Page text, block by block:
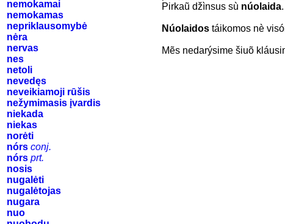
nemokamai
nemokamas
nepriklausomybė
nėra
nervas
nes
netoli
nevedęs
neveikiamoji rūšis
nežymimasis įvardis
niekada
niekas
norėti
nórs conj.
nórs prt.
nosis
nugalėti
nugalėtojas
nugara
nuo
Pirkaũ džìnsus sù núolaida
Núolaidos táikomos nè
Mẽs nedarýsime šiuõ